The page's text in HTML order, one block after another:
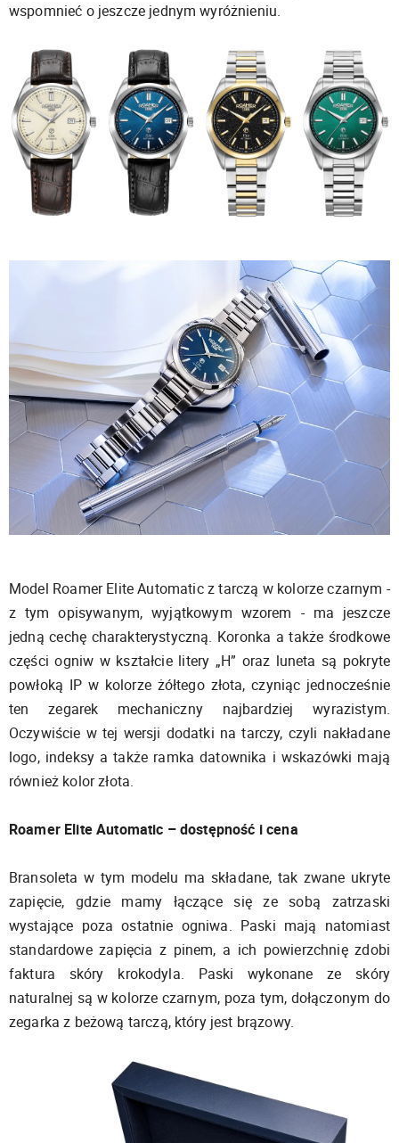
wspomnieć o jeszcze jednym wyróżnieniu.
Model Roamer Elite Automatic z tarczą w kolorze czarnym -
z tym opisywanym, wyjątkowym wzorem - ma jeszcze
jedną cechę charakterystyczną. Koronka a także środkowe
części ogniw w kształcie litery „H” oraz luneta są pokryte
powłoką IP w kolorze żółtego złota, czyniąc jednocześnie
ten zegarek mechaniczny najbardziej wyrazistym.
Oczywiście w tej wersji dodatki na tarczy, czyli nakładane
logo, indeksy a także ramka datownika i wskazówki mają
również kolor złota.
Roamer Elite Automatic – dostępność i cena
Bransoleta w tym modelu ma składane, tak zwane ukryte
zapięcie, gdzie mamy łączące się ze sobą zatrzaski
wystające poza ostatnie ogniwa. Paski mają natomiast
standardowe zapięcia z pinem, a ich powierzchnię zdobi
faktura skóry krokodyla. Paski wykonane ze skóry
naturalnej są w kolorze czarnym, poza tym, dołączonym do
zegarka z beżową tarczą, który jest brązowy.